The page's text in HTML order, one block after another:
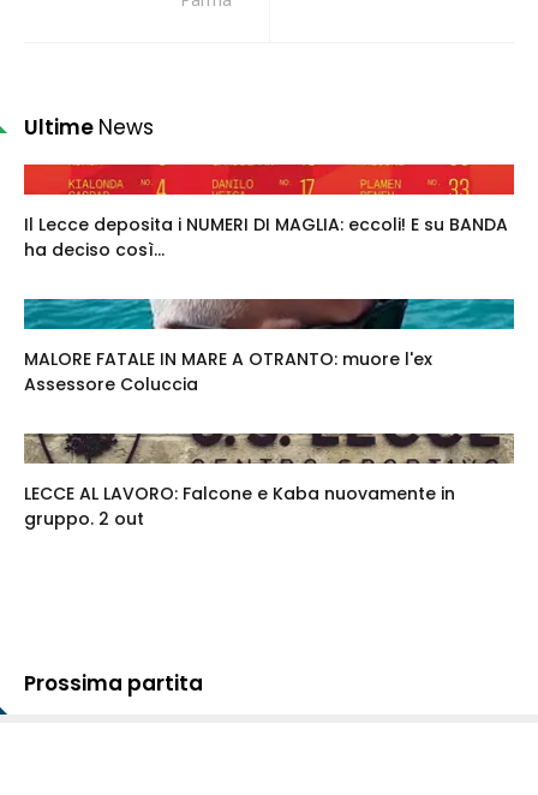
Ultime News
Il Lecce deposita i NUMERI DI MAGLIA: eccoli! E su BANDA
ha deciso così...
MALORE FATALE IN MARE A OTRANTO: muore l'ex
Assessore Coluccia
LECCE AL LAVORO: Falcone e Kaba nuovamente in
gruppo. 2 out
Prossima partita